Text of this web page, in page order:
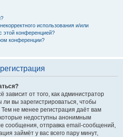
использования и/или
этой конференцией?
конференции?
зависит от того, как администратор
вы зарегистрироваться, чтобы
не менее регистрация даёт вам
недоступны анонимным
сообщения, отправка email-сообщений,
займёт у вас всего пару минут,